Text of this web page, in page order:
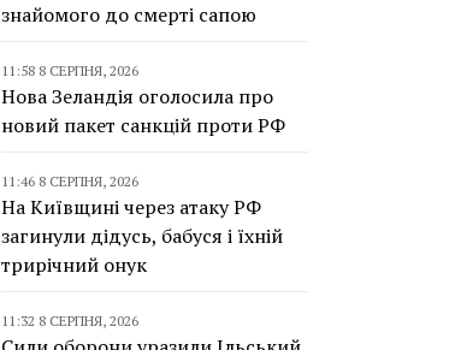
знайомого до смерті сапою
11:58 8 СЕРПНЯ, 2026
Нова Зеландія оголосила про
новий пакет санкцій проти РФ
11:46 8 СЕРПНЯ, 2026
На Київщині через атаку РФ
загинули дідусь, бабуся і їхній
трирічний онук
11:32 8 СЕРПНЯ, 2026